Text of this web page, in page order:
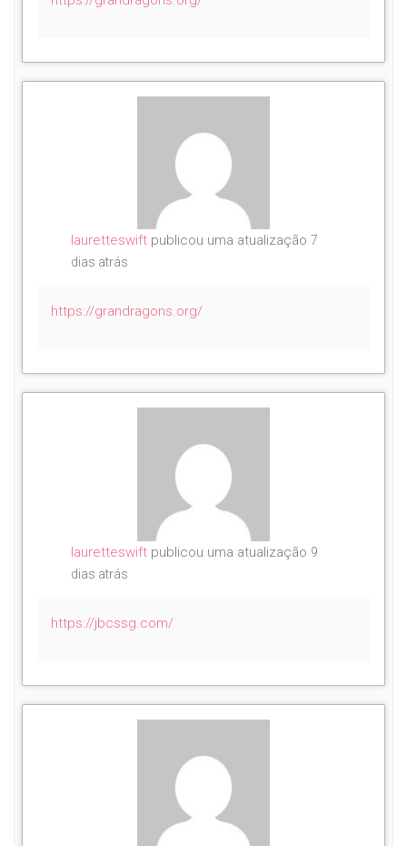
lauretteswiftpublicou uma atualização 7
dias atrás
https://grandragons.org/
lauretteswiftpublicou uma atualização 9
dias atrás
https://jbcssg.com/